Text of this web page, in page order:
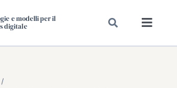
e modelli per il
digitale